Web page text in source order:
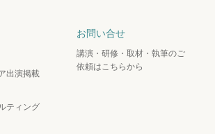
出演掲載
ティング
お問い合せ
講演・研修・取材・執筆のご
依頼はこちらから